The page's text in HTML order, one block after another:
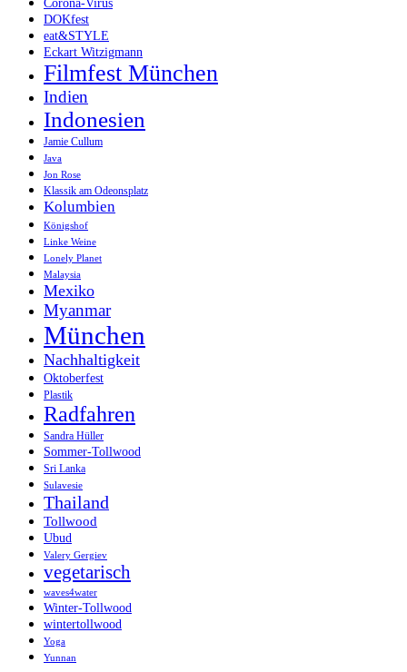
Corona-Virus
DOKfest
eat&STYLE
Eckart Witzigmann
Filmfest München
Indien
Indonesien
Jamie Cullum
Java
Jon Rose
Klassik am Odeonsplatz
Kolumbien
Königshof
Linke Weine
Lonely Planet
Malaysia
Mexiko
Myanmar
München
Nachhaltigkeit
Oktoberfest
Plastik
Radfahren
Sandra Hüller
Sommer-Tollwood
Sri Lanka
Sulavesie
Thailand
Tollwood
Ubud
Valery Gergiev
vegetarisch
waves4water
Winter-Tollwood
wintertollwood
Yoga
Yunnan